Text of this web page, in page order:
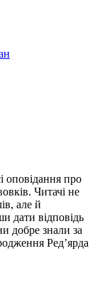
оповідання про
Читачі не
але й
дати відповідь
добре знали за
Ред’ярда